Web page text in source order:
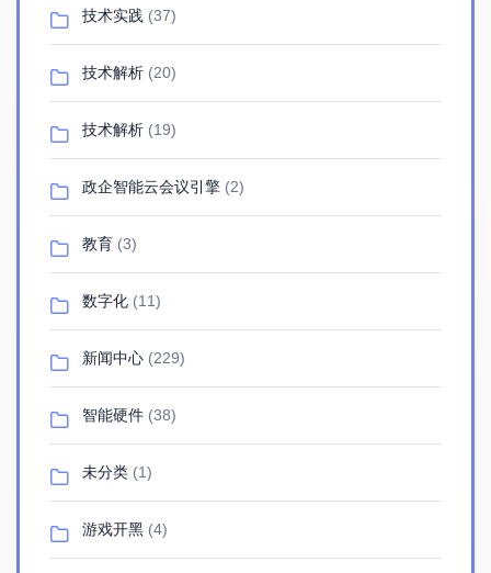
技术实践 (37)
技术解析 (20)
技术解析 (19)
政企智能云会议引擎 (2)
教育 (3)
数字化 (11)
新闻中心 (229)
智能硬件 (38)
未分类 (1)
游戏开黑 (4)